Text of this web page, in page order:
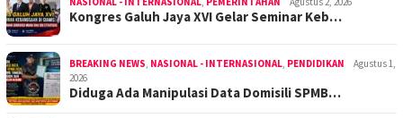
Kongres Galuh Jaya XVI Gelar Seminar Keb…
BREAKING NEWS, NASIONAL - INTERNASIONAL, PENDIDIKAN
Agustus 1,
2026
Diduga Ada Manipulasi Data Domisili SPMB…